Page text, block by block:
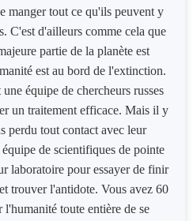
manger tout ce qu'ils peuvent y
C'est d'ailleurs comme cela que
partie de la planète est
est au bord de l'extinction.
équipe de chercheurs russes
un traitement efficace. Mais il y
perdu tout contact avec leur
de scientifiques de pointe
laboratoire pour essayer de finir
trouver l'antidote. Vous avez 60
l'humanité toute entière de se